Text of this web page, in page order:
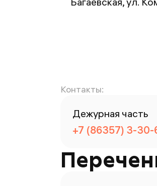
Контакты:
Дежурная часть
+7 (86357) 3-30-